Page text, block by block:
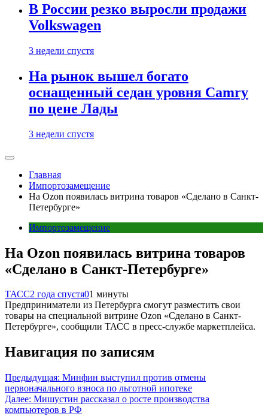
В России резко выросли продажи
Volkswagen
3 недели спустя
На рынок вышел богато
оснащенный седан уровня Camry
по цене Лады
3 недели спустя
Главная
Импортозамещение
На Ozon появилась витрина товаров «Сделано в Санкт-
Петербурге»
Импортозамещение
На Ozon появилась витрина товаров
«Сделано в Санкт-Петербурге»
ТАСС2 года спустя01 минуты
Предприниматели из Петербурга смогут разместить свои
товары на специальной витрине Ozon «Сделано в Санкт-
Петербурге», сообщили ТАСС в пресс-службе маркетплейса.
Навигация по записям
Предыдущая: Минфин выступил против отмены
первоначального взноса по льготной ипотеке
Далее: Мишустин рассказал о росте производства
компьютеров в РФ